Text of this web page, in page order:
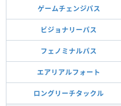
ゲームチェンジパス
ビジョナリーパス
フェノミナルパス
エアリアルフォート
ロングリーチタックル